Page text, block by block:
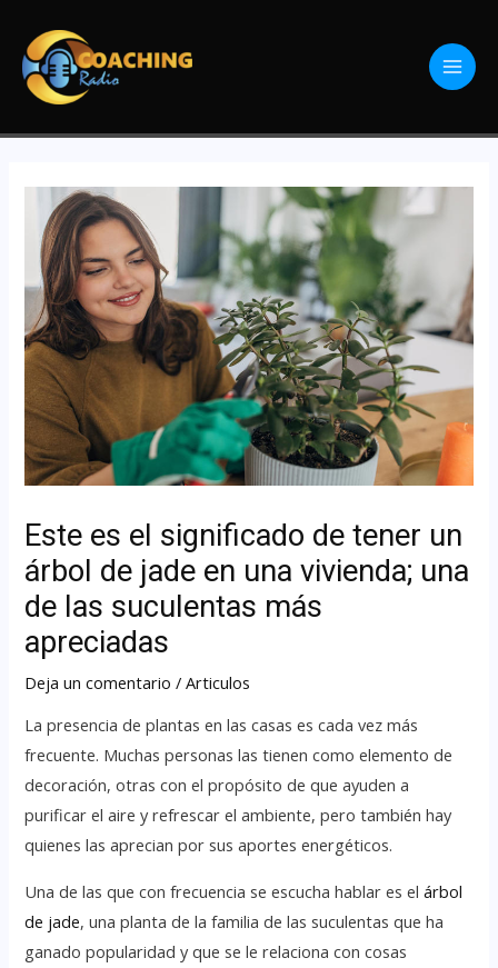
Este es el significado de tener un
árbol de jade en una vivienda; una
de las suculentas más
apreciadas
Deja un comentario /Articulos
La presencia de plantas en las casas es cada vez más
frecuente. Muchas personas las tienen como elemento de
decoración, otras con el propósito de que ayuden a
purificar el aire y refrescar el ambiente, pero también hay
quienes las aprecian por sus aportes energéticos.
Una de las que con frecuencia se escucha hablar es elárbol
de jade, una planta de la familia de las suculentas que ha
ganado popularidad y que se le relaciona con cosas